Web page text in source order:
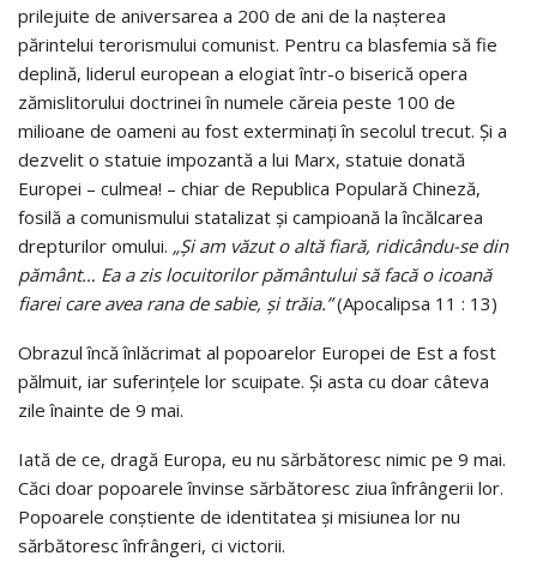
prilejuite de aniversarea a 200 de ani de la nașterea
părintelui terorismului comunist. Pentru ca blasfemia să fie
deplină, liderul european a elogiat într-o biserică opera
zămislitorului doctrinei în numele căreia peste 100 de
milioane de oameni au fost exterminați în secolul trecut. Și a
dezvelit o statuie impozantă a lui Marx, statuie donată
Europei – culmea! – chiar de Republica Populară Chineză,
fosilă a comunismului statalizat și campioană la încălcarea
drepturilor omului. „Și am văzut o altă fiară, ridicându-se din
pământ… Ea a zis locuitorilor pământului să facă o icoană
fiarei care avea rana de sabie, şi trăia.”(Apocalipsa 11 : 13)
Obrazul încă înlăcrimat al popoarelor Europei de Est a fost
pălmuit, iar suferințele lor scuipate. Și asta cu doar câteva
zile înainte de 9 mai.
Iată de ce, dragă Europa, eu nu sărbătoresc nimic pe 9 mai.
Căci doar popoarele învinse sărbătoresc ziua înfrângerii lor.
Popoarele conștiente de identitatea și misiunea lor nu
sărbătoresc înfrângeri, ci victorii.